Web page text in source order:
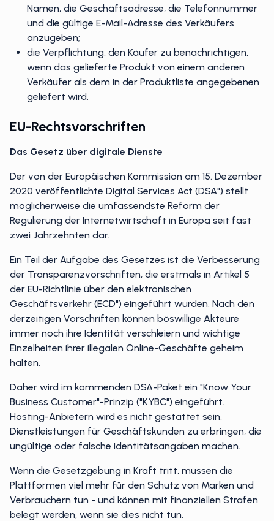
Namen, die Geschäftsadresse, die Telefonnummer
und die gültige E-Mail-Adresse des Verkäufers
anzugeben;
die Verpflichtung, den Käufer zu benachrichtigen,
wenn das gelieferte Produkt von einem anderen
Verkäufer als dem in der Produktliste angegebenen
geliefert wird.
EU-Rechtsvorschriften
Das Gesetz über digitale Dienste
Der von der Europäischen Kommission am 15. Dezember
2020 veröffentlichte Digital Services Act (DSA") stellt
möglicherweise die umfassendste Reform der
Regulierung der Internetwirtschaft in Europa seit fast
zwei Jahrzehnten dar.
Ein Teil der Aufgabe des Gesetzes ist die Verbesserung
der Transparenzvorschriften, die erstmals in Artikel 5
der EU-Richtlinie über den elektronischen
Geschäftsverkehr (ECD") eingeführt wurden. Nach den
derzeitigen Vorschriften können böswillige Akteure
immer noch ihre Identität verschleiern und wichtige
Einzelheiten ihrer illegalen Online-Geschäfte geheim
halten.
Daher wird im kommenden DSA-Paket ein "Know Your
Business Customer"-Prinzip ("KYBC") eingeführt.
Hosting-Anbietern wird es nicht gestattet sein,
Dienstleistungen für Geschäftskunden zu erbringen, die
ungültige oder falsche Identitätsangaben machen.
Wenn die Gesetzgebung in Kraft tritt, müssen die
Plattformen viel mehr für den Schutz von Marken und
Verbrauchern tun - und können mit finanziellen Strafen
belegt werden, wenn sie dies nicht tun.